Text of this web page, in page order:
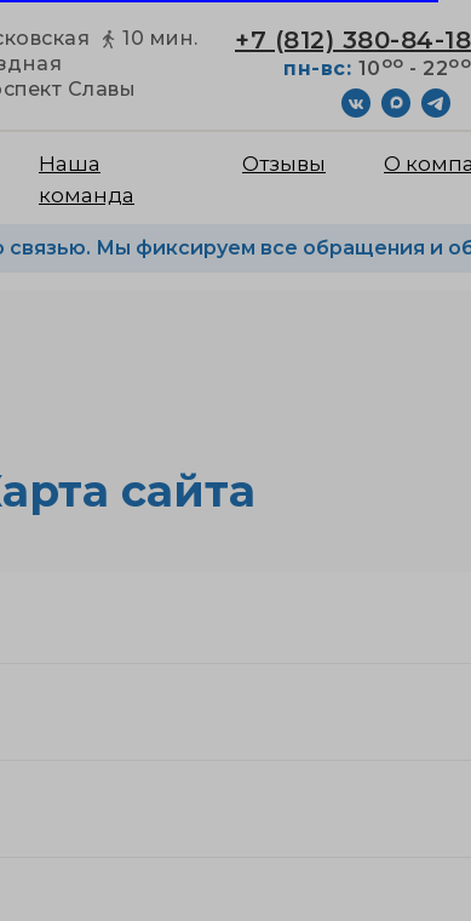
+7 (812) 380-84-18
пн-вс: 10оо - 22оо
Наша
команда
О
Отзывы
Славы
10 мин.
Мы фиксируем все обращения и
сайта